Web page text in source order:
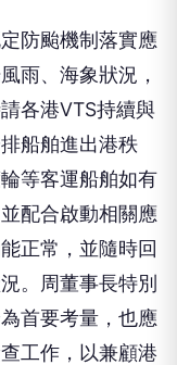
防颱機制落實應
雨、海象狀況，
各港VTS持續與
船舶進出港秩
等客運船舶如有
配合啟動相關應
正常，並隨時回
。周董事長特別
首要考量，也應
工作，以兼顧港